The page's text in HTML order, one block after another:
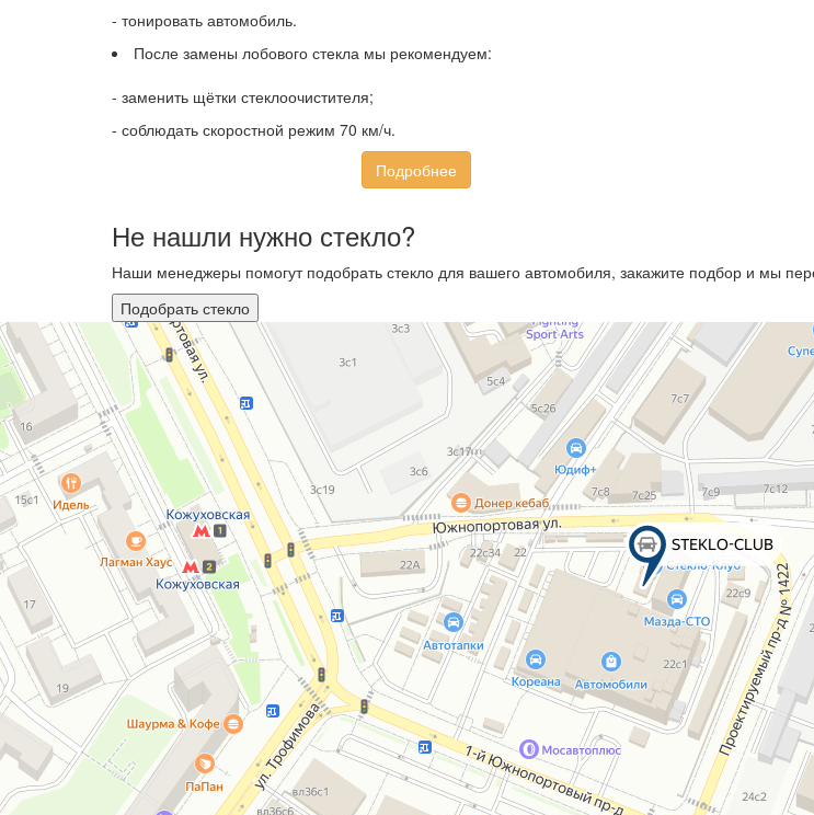
- тонировать автомобиль.
После замены лобового стекла мы рекомендуем:
- заменить щётки стеклоочистителя;
- соблюдать скоростной режим 70 км/ч.
Подробнее
Не нашли нужно стекло?
Наши менеджеры помогут подобрать стекло для вашего автомобиля, закажите подбор и мы
Подобрать стекло